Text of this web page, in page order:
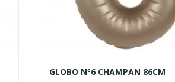
GLOBO Nº6 CHAMPAN 86CM